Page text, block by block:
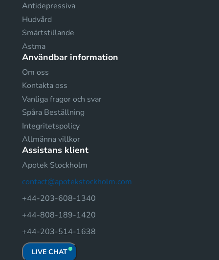
Antidepressiva
Hudvård
Smärtstillande
Astma
Användbar information
Om oss
Kontakta oss
Vanliga fragor och svar
Spåra Beställning
Integritetspolicy
Allmänna villkor
Assistans klient
Apotek Stockholm
contact@apotekstockholm.com
+44-203-608-1340
+44-808-189-1420
+44-203-514-1638
LIVE CHAT